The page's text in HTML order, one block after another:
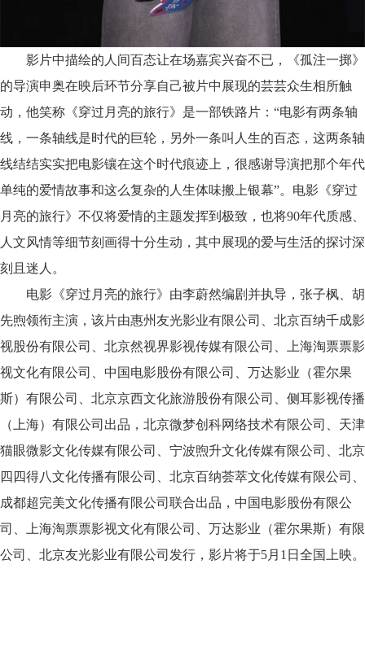
影片中描绘的人间百态让在场嘉宾兴奋不已 ，《孤注一掷》
的导演申奥在映后环节分享自己被片中展现的芸芸众生相所触
动，他笑称《穿过月亮的旅行》 是一部铁路片 ： “电影有两条轴
线，一条轴线是时代的巨轮，另外一条叫人生的百态，这两条轴
线结结实实把电影镶在这个时代痕迹上，很感谢导演把那个年代
单纯的爱情故事和这么复杂的人生体味搬上银幕”。 电影《穿过
月亮的旅行》不仅将爱情的主题发挥到极致，也将90年代质感、
人文风情等细节刻画得十分生动，其中展现的爱与生活的探讨深
刻且迷人。
电影《穿过月亮的旅行》由李蔚然编剧并执导，张子枫、胡
先煦领衔主演，该片由惠州友光影业有限公司、北京百纳千成影
视股份有限公司、北京然视界影视传媒有限公司、上海淘票票影
视文化有限公司、中国电影股份有限公司、万达影业（霍尔果
斯）有限公司、北京京西文化旅游股份有限公司、侧耳影视传播
（上海）有限公司出品，北京微梦创科网络技术有限公司、天津
猫眼微影文化传媒有限公司、宁波煦升文化传媒有限公司、北京
四四得八文化传播有限公司、北京百纳荟萃文化传媒有限公司、
成都超完美文化传播有限公司联合出品，中国电影股份有限公
司、上海淘票票影视文化有限公司、万达影业（霍尔果斯）有限
公司、北京友光影业有限公司发行，影片将于5月1日全国上映。